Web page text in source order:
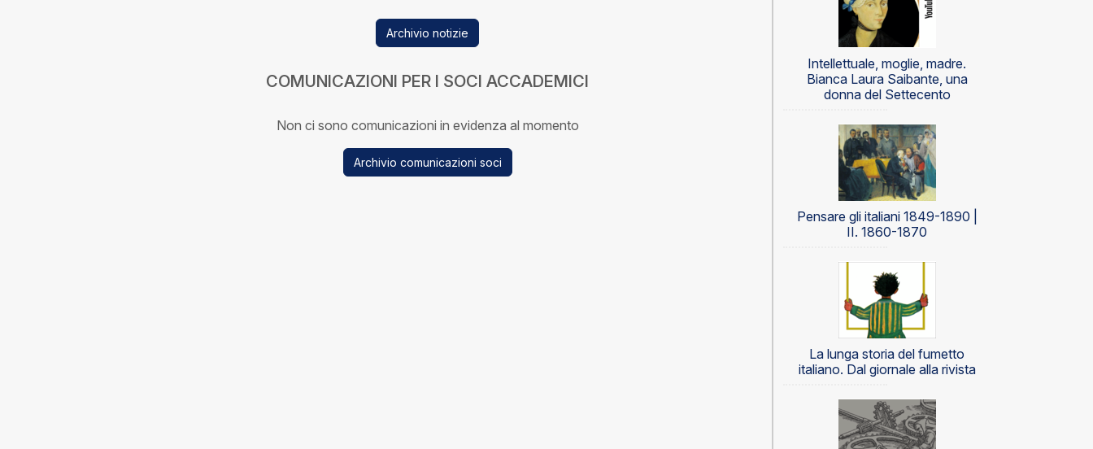
Archivio notizie
COMUNICAZIONI PER I SOCI ACCADEMICI
Non ci sono comunicazioni in evidenza al momento
Archivio comunicazioni soci
Intellettuale, moglie, madre.
Bianca Laura Saibante, una
donna del Settecento
Pensare gli italiani 1849-1890 |
II. 1860-1870
La lunga storia del fumetto
italiano. Dal giornale alla rivista